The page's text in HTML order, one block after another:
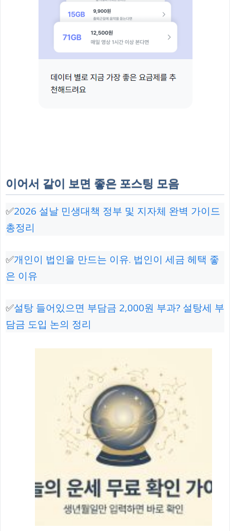
이어서 같이 보면 좋은 포스팅 모음
✅2026 설날 민생대책 정부 및 지자체 완벽 가이드
총정리
✅개인이 법인을 만드는 이유. 법인이 세금 헤택 좋
은 이유
✅설탕 들어있으면 부담금 2,000원 부과? 설탕세 부
담금 도입 논의 정리